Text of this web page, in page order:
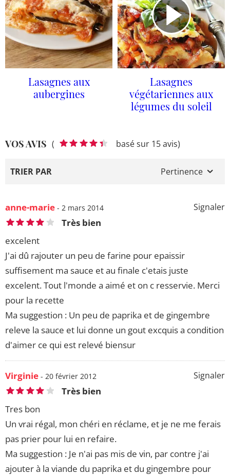
Lasagnes aux
aubergines
Lasagnes
végétariennes aux
légumes du soleil
VOS AVIS ( basé sur 15 avis)
TRIER PAR Pertinence
Signaler
anne-marie - 2 mars 2014
Très bien
excelent
J'ai dû rajouter un peu de farine pour epaissir
suffisement ma sauce et au finale c'etais juste
excelent. Tout l'monde a aimé et on c resservie. Merci
pour la recette
Ma suggestion : Un peu de paprika et de gingembre
releve la sauce et lui donne un gout excquis a condition
d'aimer ce qui est relevé biensur
Signaler
Virginie - 20 février 2012
Très bien
Tres bon
Un vrai régal, mon chéri en réclame, et je ne me ferais
pas prier pour lui en refaire.
Ma suggestion : Je n'ai pas mis de vin, par contre j'ai
ajouter à la viande du paprika et du gingembre pour